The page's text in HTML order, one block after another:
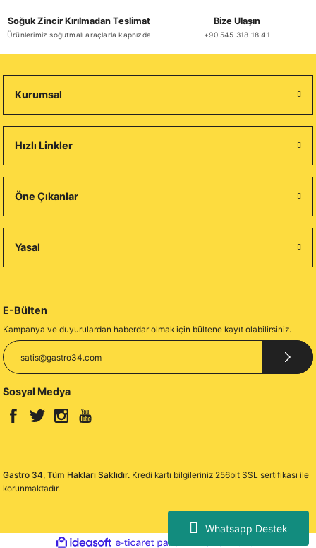
Whatsapp Destek
Soğuk Zincir Kırılmadan Teslimat
Ürünlerimiz soğutmalı araçlarla kapnızda
Bize Ulaşın
+90 545 318 18 41
Kurumsal
Hızlı Linkler
Öne Çıkanlar
Yasal
E-Bülten
Kampanya ve duyurulardan haberdar olmak için bültene kayıt olabilirsiniz.
Sosyal Medya
Gastro 34, Tüm Hakları Saklıdır. Kredi kartı bilgileriniz 256bit SSL sertifikası ile
korunmaktadır.
ideasoft